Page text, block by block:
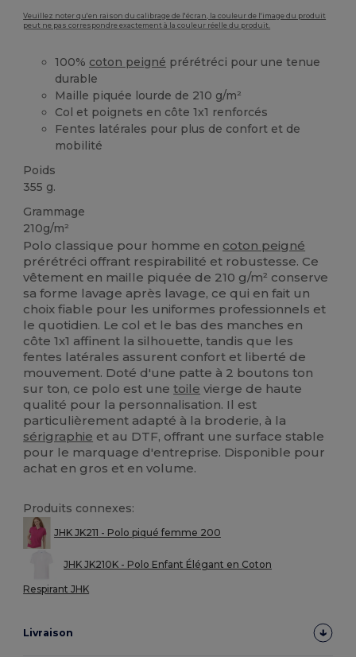
Veuillez noter qu'en raison du calibrage de l'écran, la couleur de l'image du produit
peut ne pas correspondre exactement à la couleur réelle du produit.
100% coton peigné prérétréci pour une tenue
durable
Maille piquée lourde de 210 g/m²
Col et poignets en côte 1x1 renforcés
Fentes latérales pour plus de confort et de
mobilité
Poids
355 g.
Grammage
210g/m²
Polo classique pour homme en coton peigné
prérétréci offrant respirabilité et robustesse. Ce
vêtement en maille piquée de 210 g/m² conserve
sa forme lavage après lavage, ce qui en fait un
choix fiable pour les uniformes professionnels et
le quotidien. Le col et le bas des manches en
côte 1x1 affinent la silhouette, tandis que les
fentes latérales assurent confort et liberté de
mouvement. Doté d'une patte à 2 boutons ton
sur ton, ce polo est unetoile vierge de haute
qualité pour la personnalisation. Il est
particulièrement adapté à la broderie, à la
sérigraphie et au DTF, offrant une surface stable
pour le marquage d'entreprise. Disponible pour
achat en gros et en volume.
Produits connexes:
JHK JK211 - Polo piqué femme 200
JHK JK210K - Polo Enfant Élégant en Coton
Respirant JHK
Livraison